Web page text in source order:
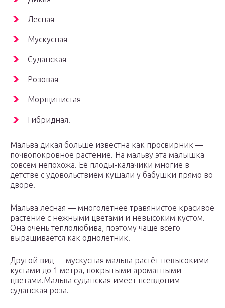
Лесная
Мускусная
Суданская
Розовая
Морщинистая
Гибридная.
Мальва дикая больше известна как просвирник —
почвопокровное растение. На мальву эта малышка
совсем непохожа. Её плоды-калачики многие в
детстве с удовольствием кушали у бабушки прямо во
дворе.
Мальва лесная — многолетнее травянистое красивое
растение с нежными цветами и невысоким кустом.
Она очень теплолюбива, поэтому чаще всего
выращивается как однолетник.
Другой вид — мускусная мальва растёт невысокими
кустами до 1 метра, покрытыми ароматными
цветами.Мальва суданская имеет псевдоним —
суданская роза.